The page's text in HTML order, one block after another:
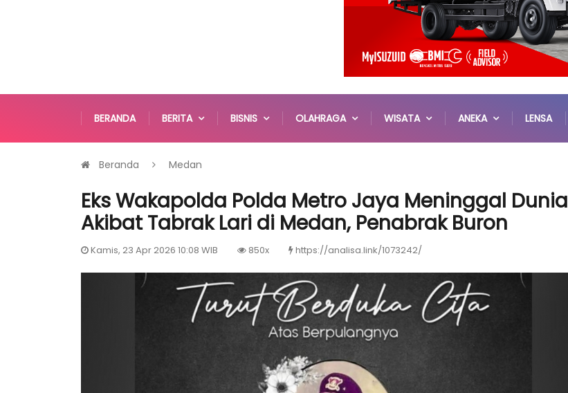
BERANDA BERITA BISNIS OLAHRAGA WISATA ANEKA LENSA
Beranda Medan
Eks Wakapolda Polda Metro Jaya Meninggal Dunia
Akibat Tabrak Lari di Medan, Penabrak Buron
Kamis, 23 Apr 2026 10:08 WIB 850x https://analisa.link/1073242/